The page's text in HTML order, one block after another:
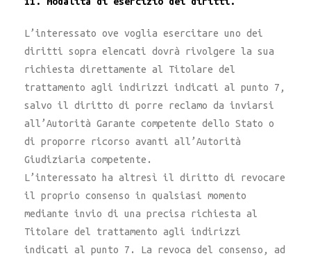
L’interessato ove voglia esercitare uno dei
diritti sopra elencati dovrà rivolgere la sua
richiesta direttamente al Titolare del
trattamento agli indirizzi indicati al punto 7,
salvo il diritto di porre reclamo da inviarsi
all’Autorità Garante competente dello Stato o
di proporre ricorso avanti all’Autorità
Giudiziaria competente.
L’interessato ha altresì il diritto di revocare
il proprio consenso in qualsiasi momento
mediante invio di una precisa richiesta al
Titolare del trattamento agli indirizzi
indicati al punto 7. La revoca del consenso, ad